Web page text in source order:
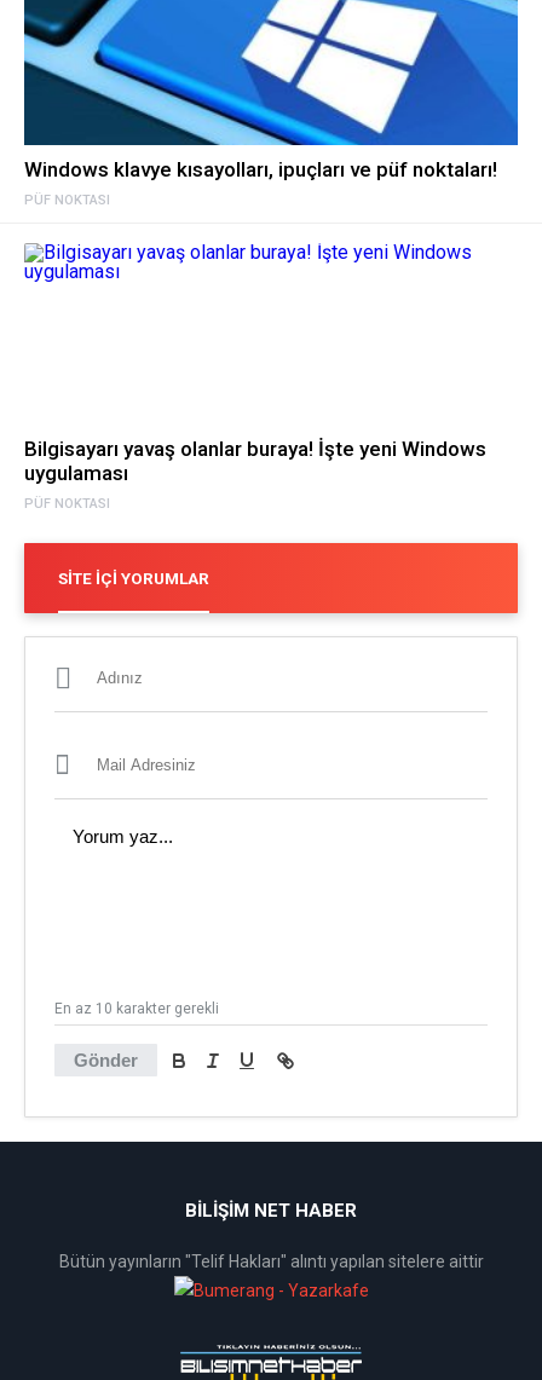
PÜF NOKTASI
Windows klavye kısayolları, ipuçları ve püf noktaları!
PÜF NOKTASI
Bilgisayarı yavaş olanlar buraya! İşte yeni Windows
uygulaması
SITE İÇI YORUMLAR
Gönder
En az 10 karakter gerekli
BİLİŞİM NET HABER
Bütün yayınların "Telif Hakları" alıntı yapılan sitelere aittir